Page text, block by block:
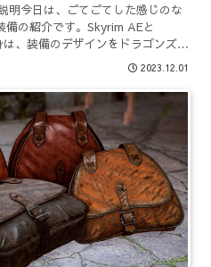
今日は、ごてごてした感じのな
備の紹介です。Skyrim AEと
、装備のデザインをドラゴンズド
2023.12.01